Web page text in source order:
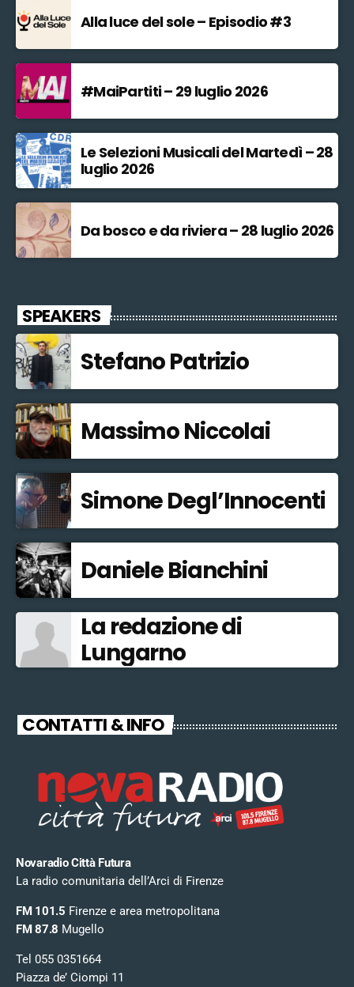
Alla luce del sole – Episodio #3
#MaiPartiti – 29 luglio 2026
Le Selezioni Musicali del Martedì – 28
luglio 2026
Da bosco e da riviera – 28 luglio 2026
SPEAKERS
Stefano Patrizio
Massimo Niccolai
Simone Degl’Innocenti
Daniele Bianchini
La redazione di
Lungarno
CONTATTI & INFO
Novaradio Città Futura
La radio comunitaria dell’Arci di Firenze
FM 101.5 Firenze e area metropolitana
FM 87.8 Mugello
Tel 055 0351664
Piazza de’ Ciompi 11